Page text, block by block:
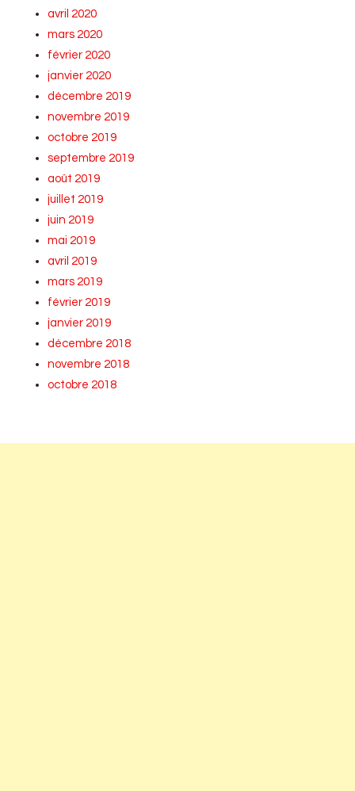
avril 2020
mars 2020
février 2020
janvier 2020
décembre 2019
novembre 2019
octobre 2019
septembre 2019
août 2019
juillet 2019
juin 2019
mai 2019
avril 2019
mars 2019
février 2019
janvier 2019
décembre 2018
novembre 2018
octobre 2018